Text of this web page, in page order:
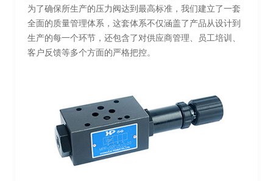
为了确保所生产的压力阀达到最高标准，我们建立了一套
全面的质量管理体系，这套体系不仅涵盖了产品从设计到
生产的每一个环节，还包含了对供应商管理、员工培训、
客户反馈等多个方面的严格把控。